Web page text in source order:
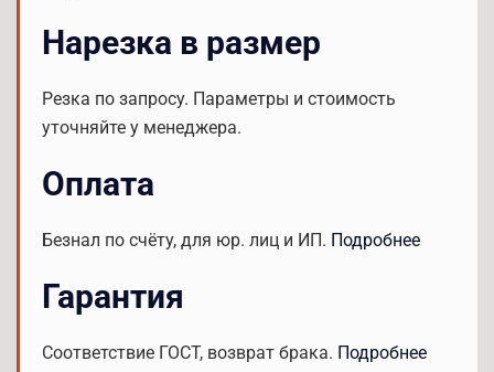
Нарезка в размер
Резка по запросу. Параметры и стоимость
уточняйте у менеджера.
Оплата
Безнал по счёту, для юр. лиц и ИП. Подробнее
Гарантия
Соответствие ГОСТ, возврат брака. Подробнее